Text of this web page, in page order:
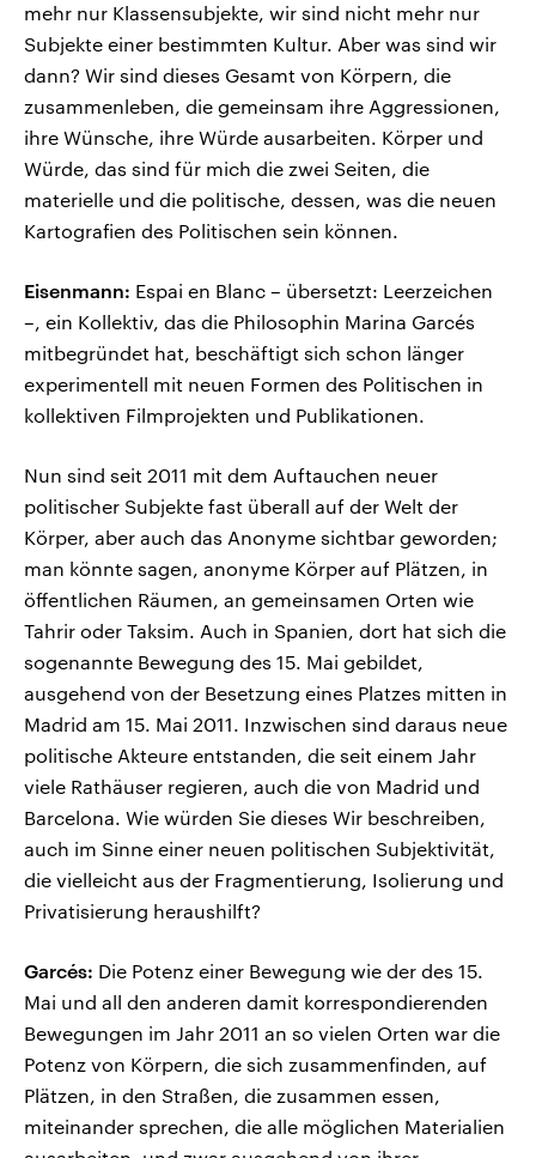
mehr nur Klassensubjekte, wir sind nicht mehr nur
Subjekte einer bestimmten Kultur. Aber was sind wir
dann? Wir sind dieses Gesamt von Körpern, die
zusammenleben, die gemeinsam ihre Aggressionen,
ihre Wünsche, ihre Würde ausarbeiten. Körper und
Würde, das sind für mich die zwei Seiten, die
materielle und die politische, dessen, was die neuen
Kartografien des Politischen sein können.
Eisenmann: Espai en Blanc – übersetzt: Leerzeichen
–, ein Kollektiv, das die Philosophin Marina Garcés
mitbegründet hat, beschäftigt sich schon länger
experimentell mit neuen Formen des Politischen in
kollektiven Filmprojekten und Publikationen.
Nun sind seit 2011 mit dem Auftauchen neuer
politischer Subjekte fast überall auf der Welt der
Körper, aber auch das Anonyme sichtbar geworden;
man könnte sagen, anonyme Körper auf Plätzen, in
öffentlichen Räumen, an gemeinsamen Orten wie
Tahrir oder Taksim. Auch in Spanien, dort hat sich die
sogenannte Bewegung des 15. Mai gebildet,
ausgehend von der Besetzung eines Platzes mitten in
Madrid am 15. Mai 2011. Inzwischen sind daraus neue
politische Akteure entstanden, die seit einem Jahr
viele Rathäuser regieren, auch die von Madrid und
Barcelona. Wie würden Sie dieses Wir beschreiben,
auch im Sinne einer neuen politischen Subjektivität,
die vielleicht aus der Fragmentierung, Isolierung und
Privatisierung heraushilft?
Garcés: Die Potenz einer Bewegung wie der des 15.
Mai und all den anderen damit korrespondierenden
Bewegungen im Jahr 2011 an so vielen Orten war die
Potenz von Körpern, die sich zusammenfinden, auf
Plätzen, in den Straßen, die zusammen essen,
miteinander sprechen, die alle möglichen Materialien